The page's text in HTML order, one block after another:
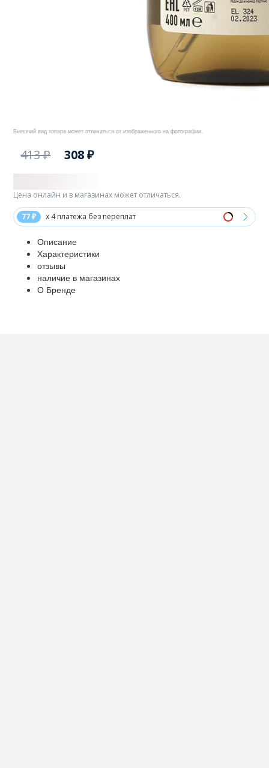
Внешний вид товара может отличаться от изображенного на фотографии.
413 ₽ 308 ₽
77 ₽ x 4 платежа без переплат
Цена онлайн и в магазинах может отличаться.
Описание
Характеристики
отзывы
наличие в магазинах
О Бренде